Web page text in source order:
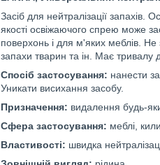
Засіб для нейтралізації
якості освіжаючого спрею може
поверхонь і для м'яких меблів. Не
запахи тварин та ін. Має тривалу
Спосіб застосування: нанести
Уникати висихання засобу.
Призначення: видалення будь-
Сфера застосування: меблі,
Властивості: швидка